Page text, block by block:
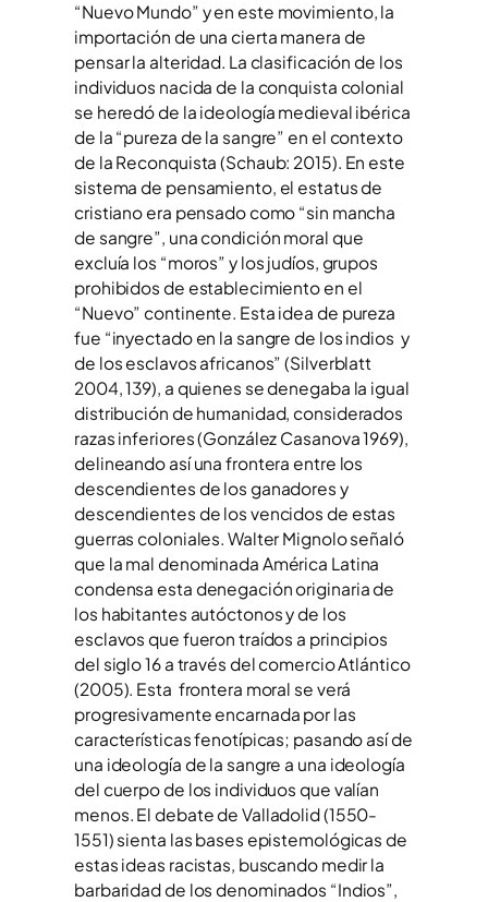
“Nuevo Mundo” y en este movimiento, la
importación de una cierta manera de
pensar la alteridad. La clasificación de los
individuos nacida de la conquista colonial
se heredó de la ideología medieval ibérica
de la “pureza de la sangre” en el contexto
de la Reconquista (Schaub: 2015). En este
sistema de pensamiento, el estatus de
cristiano era pensado como “sin mancha
de sangre”, una condición moral que
excluía los “moros” y los judíos, grupos
prohibidos de establecimiento en el
“Nuevo” continente. Esta idea de pureza
fue “inyectado en la sangre de los indios y
de los esclavos africanos” (Silverblatt
2004, 139), a quienes se denegaba la igual
distribución de humanidad, considerados
razas inferiores (González Casanova 1969),
delineando así una frontera entre los
descendientes de los ganadores y
descendientes de los vencidos de estas
guerras coloniales. Walter Mignolo señaló
que la mal denominada América Latina
condensa esta denegación originaria de
los habitantes autóctonos y de los
esclavos que fueron traídos a principios
del siglo 16 a través del comercio Atlántico
(2005). Esta frontera moral se verá
progresivamente encarnada por las
características fenotípicas; pasando así de
una ideología de la sangre a una ideología
del cuerpo de los individuos que valían
menos. El debate de Valladolid (1550-
1551) sienta las bases epistemológicas de
estas ideas racistas, buscando medir la
barbaridad de los denominados “Indios”,